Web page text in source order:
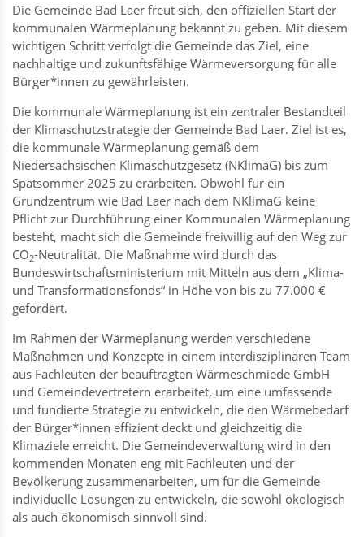
Die Gemeinde Bad Laer freut sich, den offiziellen Start der
kommunalen Wärmeplanung bekannt zu geben. Mit diesem
wichtigen Schritt verfolgt die Gemeinde das Ziel, eine
nachhaltige und zukunftsfähige Wärmeversorgung für alle
Bürger*innen zu gewährleisten.
Die kommunale Wärmeplanung ist ein zentraler Bestandteil
der Klimaschutzstrategie der Gemeinde Bad Laer. Ziel ist es,
die kommunale Wärmeplanung gemäß dem
Niedersächsischen Klimaschutzgesetz (NKlimaG) bis zum
Spätsommer 2025 zu erarbeiten. Obwohl für ein
Grundzentrum wie Bad Laer nach dem NKlimaG keine
Pflicht zur Durchführung einer Kommunalen Wärmeplanung
besteht, macht sich die Gemeinde freiwillig auf den Weg zur
CO2-Neutralität. Die Maßnahme wird durch das
Bundeswirtschaftsministerium mit Mitteln aus dem „Klima-
und Transformationsfonds“ in Höhe von bis zu 77.000 €
gefördert.
Im Rahmen der Wärmeplanung werden verschiedene
Maßnahmen und Konzepte in einem interdisziplinären Team
aus Fachleuten der beauftragten Wärmeschmiede GmbH
und Gemeindevertretern erarbeitet, um eine umfassende
und fundierte Strategie zu entwickeln, die den Wärmebedarf
der Bürger*innen effizient deckt und gleichzeitig die
Klimaziele erreicht. Die Gemeindeverwaltung wird in den
kommenden Monaten eng mit Fachleuten und der
Bevölkerung zusammenarbeiten, um für die Gemeinde
individuelle Lösungen zu entwickeln, die sowohl ökologisch
als auch ökonomisch sinnvoll sind.